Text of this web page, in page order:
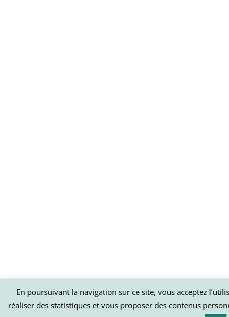
En poursuivant la navigation sur ce site, vous acceptez
réaliser des statistiques et vous proposer des contenus